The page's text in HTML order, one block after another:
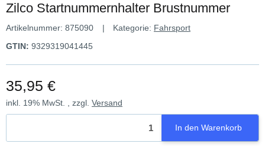
Zilco Startnummernhalter Brustnummer
Artikelnummer: 875090 Kategorie: Fahrsport
GTIN: 9329319041445
35,95 €
inkl. 19% MwSt. , zzgl. Versand
In den Warenkorb